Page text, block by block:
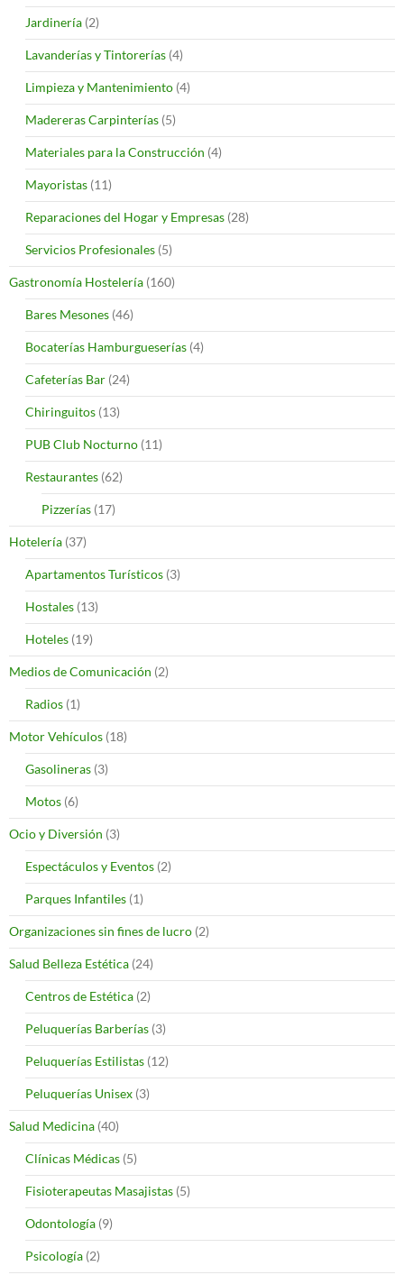
Jardinería (2)
Lavanderías y Tintorerías (4)
Limpieza y Mantenimiento (4)
Madereras Carpinterías (5)
Materiales para la Construcción (4)
Mayoristas (11)
Reparaciones del Hogar y Empresas (28)
Servicios Profesionales (5)
Gastronomía Hostelería (160)
Bares Mesones (46)
Bocaterías Hamburgueserías (4)
Cafeterías Bar (24)
Chiringuitos (13)
PUB Club Nocturno (11)
Restaurantes (62)
Pizzerías (17)
Hotelería (37)
Apartamentos Turísticos (3)
Hostales (13)
Hoteles (19)
Medios de Comunicación (2)
Radios (1)
Motor Vehículos (18)
Gasolineras (3)
Motos (6)
Ocio y Diversión (3)
Espectáculos y Eventos (2)
Parques Infantiles (1)
Organizaciones sin fines de lucro (2)
Salud Belleza Estética (24)
Centros de Estética (2)
Peluquerías Barberías (3)
Peluquerías Estilistas (12)
Peluquerías Unisex (3)
Salud Medicina (40)
Clínicas Médicas (5)
Fisioterapeutas Masajistas (5)
Odontología (9)
Psicología (2)